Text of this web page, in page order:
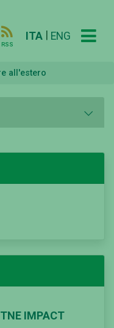
RSS
ITA ENG
all'estero
IMPACT